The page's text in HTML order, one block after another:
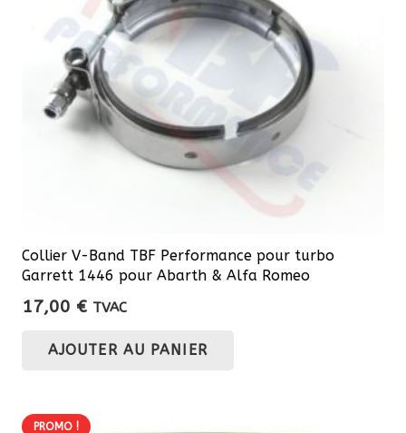
Collier V-Band TBF Performance pour turbo
Garrett 1446 pour Abarth & Alfa Romeo
17,00 € TVAC
AJOUTER AU PANIER
PROMO !